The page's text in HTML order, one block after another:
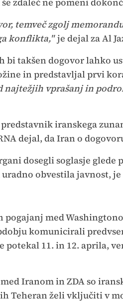
temveč zgolj
konflikta,"je dejal za Al
bi takšen dogovor lahko
in predstavljal prvi
najtežjih vprašanj in
iranskega
dejal, da Iran o
dosegli soglasje glede
obvestila javnost, je
pogajanj med
komunicirali
potekal 11. in 12. aprila,
Iranom in ZDA so
Teheran želi vključiti v